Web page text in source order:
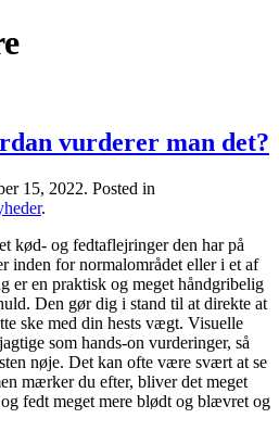
vurderer man det?
15, 2022. Posted in
.
kød- og fedtaflejringer den har på
inden for normalområdet eller i et af
er en praktisk og meget håndgribelig
Den gør dig i stand til at direkte at
ske med din hests vægt. Visuelle
som hands-on vurderinger, så
nøje. Det kan ofte være svært at se
mærker du efter, bliver det meget
fedt meget mere blødt og blævret og